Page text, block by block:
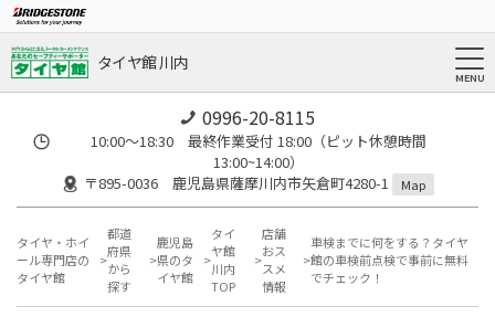
タイヤ館 川内
0996-20-8115
10:00～18:30 最終作業受付 18:00（ピット休憩時間
13:00~14:00）
〒895-0036 鹿児島県薩摩川内市矢倉町4280-1
Map
タイヤ・ホイ
ール専門店の
タイヤ館
都道
府県
から
探す
鹿児島
県のタ
イヤ館
タイ
ヤ館
川内
TOP
店舗
おス
スメ
情報
車検までに何をする？タイヤ
館の車検前点検で事前に無料
でチェック！